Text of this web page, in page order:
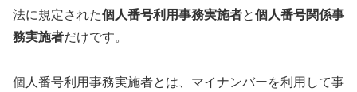
法に規定された個人番号利用事務実施者と個人番号関係事
務実施者だけです。
個人番号利用事務実施者とは、マイナンバーを利用して事